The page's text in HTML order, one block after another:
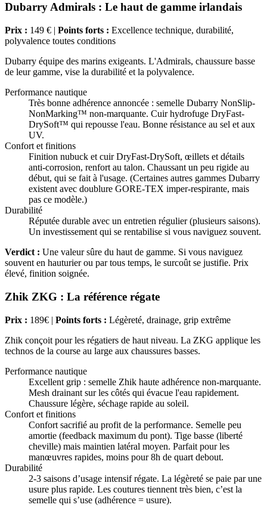
Dubarry Admirals : Le haut de gamme irlandais
Prix : 149 € | Points forts : Excellence technique, durabilité,
polyvalence toutes conditions
Dubarry équipe des marins exigeants. L'Admirals, chaussure basse
de leur gamme, vise la durabilité et la polyvalence.
Performance nautique
Très bonne adhérence annoncée : semelle Dubarry NonSlip-
NonMarking™ non-marquante. Cuir hydrofuge DryFast-
DrySoft™ qui repousse l'eau. Bonne résistance au sel et aux
UV.
Confort et finitions
Finition nubuck et cuir DryFast-DrySoft, œillets et détails
anti-corrosion, renfort au talon. Chaussant un peu rigide au
début, qui se fait à l'usage. (Certaines autres gammes Dubarry
existent avec doublure GORE-TEX imper-respirante, mais
pas ce modèle.)
Durabilité
Réputée durable avec un entretien régulier (plusieurs saisons).
Un investissement qui se rentabilise si vous naviguez souvent.
Verdict : Une valeur sûre du haut de gamme. Si vous naviguez
souvent en hauturier ou par tous temps, le surcoût se justifie. Prix
élevé, finition soignée.
Zhik ZKG : La référence régate
Prix : 189€ | Points forts : Légèreté, drainage, grip extrême
Zhik conçoit pour les régatiers de haut niveau. La ZKG applique les
technos de la course au large aux chaussures basses.
Performance nautique
Excellent grip : semelle Zhik haute adhérence non-marquante.
Mesh drainant sur les côtés qui évacue l'eau rapidement.
Chaussure légère, séchage rapide au soleil.
Confort et finitions
Confort sacrifié au profit de la performance. Semelle peu
amortie (feedback maximum du pont). Tige basse (liberté
cheville) mais maintien latéral moyen. Parfait pour les
manœuvres rapides, moins pour 8h de quart debout.
Durabilité
2-3 saisons d’usage intensif régate. La légèreté se paie par une
usure plus rapide. Les coutures tiennent très bien, c’est la
semelle qui s’use (adhérence = usure).